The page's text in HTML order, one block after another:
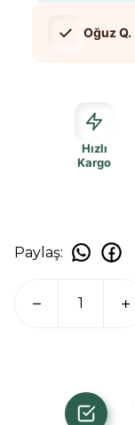
✓ Oğuz Q.
Hızlı
Kargo
Paylaş: